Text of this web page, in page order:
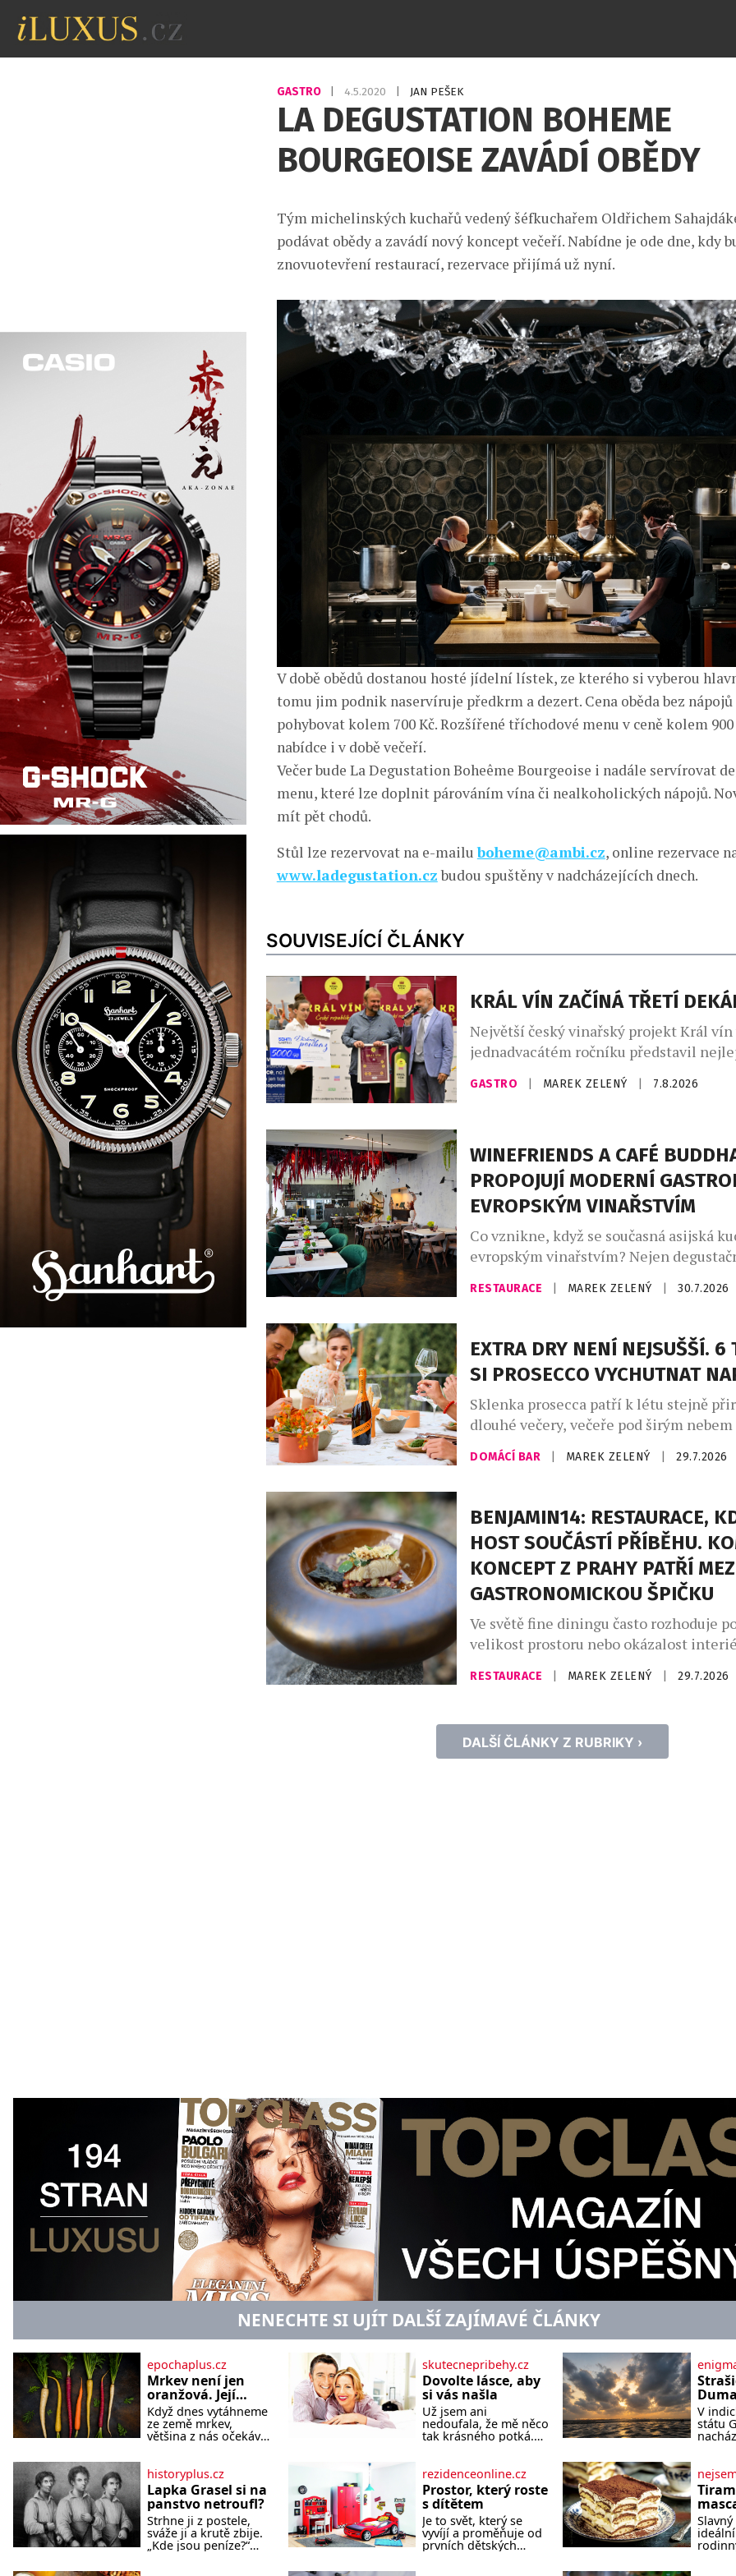
GASTRO 4.5.2020 JAN PEŠEK
LA DEGUSTATION BOHEME
BOURGEOISE ZAVÁDÍ OBĚDY
Tým michelinských kuchařů vedený šéfkuchařem Oldřichem
podávat obědy a zavádí nový koncept večeří. Nabídne je ode dne, kdy
znovuotevření restaurací, rezervace přijímá už nyní.
V době obědů dostanou hosté jídelní lístek, ze kterého si vyberou
tomu jim podnik naservíruje předkrm a dezert. Cena oběda bez nápojů
pohybovat kolem 700 Kč. Rozšířené tříchodové menu v ceně kolem 900
nabídce i v době večeří.
Večer bude La Degustation Boheême Bourgeoise i nadále servírovat
menu, které lze doplnit párováním vína či nealkoholických nápojů.
mít pět chodů.
Stůl lze rezervovat na e-mailuboheme@ambi.cz, online rezervace
www.ladegustation.czbudou spuštěny v nadcházejících dnech.
SOUVISEJÍCÍ ČLÁNKY
KRÁL VÍN ZAČÍNÁ TŘETÍ
Největší český vinařský projekt Král vín
jednadvacátém ročníku představil
vína. Ta vybírala odborná porota z
vzorků od 157 vinařů. Král vín, který se
si klade za […]
GASTRO MAREK ZELENÝ 7.8.2026
WINEFRIENDS A CAFÉ
PROPOJUJÍ MODERNÍ
EVROPSKÝM VINAŘSTVÍM
Co vznikne, když se současná asijská
evropským vinařstvím? Nejen
série výjimečných večerů, které zvou
napříč kontinenty, chutěmi i vinařskými
připravila na podzim 2026 sérii tří
degustačních večerů. Dva z nich se
restauraci PRU58, jeden v […]
RESTAURACE MAREK ZELENÝ 30.7.2026
EXTRA DRY NENÍ NEJSUŠŠÍ. 6
SI PROSECCO VYCHUTNAT
Sklenka prosecca patří k létu stejně
dlouhé večery, večeře pod širým nebem
setkání s přáteli. Své pevné místo si
našich skleničkách. Česká republika je
jemně perlivého frizzante jí patří
místo. Mezinárodní den prosecca, který
připadá na […]
DOMÁCÍ BAR MAREK ZELENÝ 29.7.2026
BENJAMIN14: RESTAURACE,
HOST SOUČÁSTÍ PŘÍBĚHU.
KONCEPT Z PRAHY PATŘÍ
GASTRONOMICKOU ŠPIČKU
Ve světě fine diningu často rozhoduje
velikost prostoru nebo okázalost
Restaurace Benjamin14, která otevřela
roce 2018 v pražských Vršovicích, se
prostor pro pouhých deset hostů. Místo
servisu přišel osobní dialog. A místo
RESTAURACE MAREK ZELENÝ 29.7.2026
DALŠÍ ČLÁNKY Z RUBRIKY ›
NENECHTE SI UJÍT DALŠÍ ZAJÍMAVÉ ČLÁNKY
epochaplus.cz
Mrkev není jen
oranžová. Její
neuvěřitelný
příběh začíná
fialovou barvou
Když dnes vytáhneme
ze země mrkev,
většina z nás očekává
historie je mrkev
všechno možné, jen
ne oranžová. Je
fialová, žlutá, bílá,
někdy dokonce téměř
černá. Až díky stovkám
let pečlivého šlechtění
skutecnepribehy.cz
Dovolte lásce, aby
si vás našla
Už jsem ani
nedoufala, že mě něco
tak krásného potká.
pohled. Poprvé jsem
se vdávala, když mi
bylo dvacet. Oba jsme
byli mladí a byl to tak
říkajíc sňatek z
rozumu. Rodiče nás
dali dohromady, Toník
písek
ze
zlo?
V
státu
tomu
písek
má
historyplus.cz
Lapka Grasel si na
panstvo netroufl?
Strhne ji z postele,
sváže ji a krutě zbije.
„Kde jsou peníze?“
rezidenceonline.cz
Prostor, který roste
s dítětem
Je to svět, který se
vyvíjí a proměňuje od
prvních dětských
Slavný
ideální